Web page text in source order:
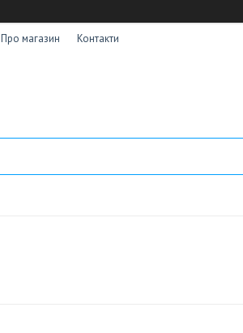
Про магазин Контакти